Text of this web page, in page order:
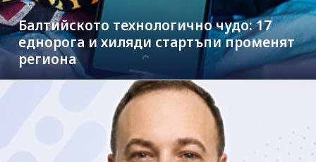
Балтийското технологично чудо: 17
еднорога и хиляди стартъпи променят
региона